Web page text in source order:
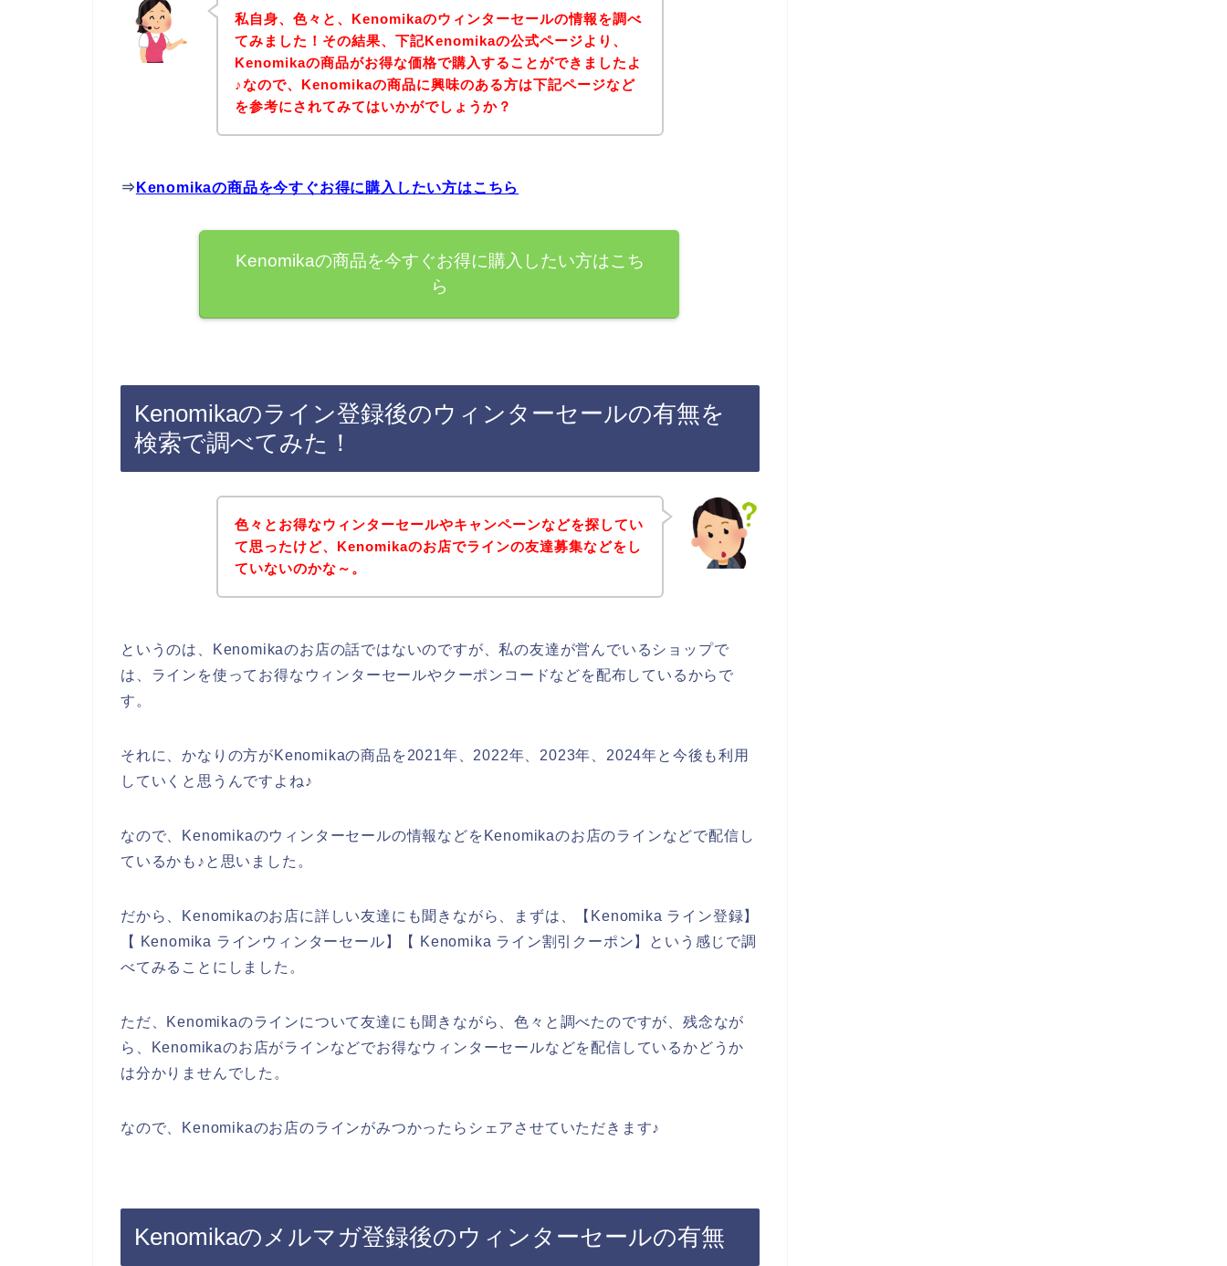
私自身、色々と、Kenomikaのウィンターセールの情報を調べ
てみました！その結果、下記Kenomikaの公式ページより、
Kenomikaの商品がお得な価格で購入することができましたよ
♪なので、Kenomikaの商品に興味のある方は下記ページなど
を参考にされてみてはいかがでしょうか？
⇒ Kenomikaの商品を今すぐお得に購入したい方はこちら
Kenomikaの商品を今すぐお得に購入したい方はこち
ら
Kenomikaのライン登録後のウィンターセールの有無を
検索で調べてみた！
色々とお得なウィンターセールやキャンペーンなどを探してい
て思ったけど、Kenomikaのお店でラインの友達募集などをし
ていないのかな～。
というのは、Kenomikaのお店の話ではないのですが、私の友達が営んでいるショップで
は、ラインを使ってお得なウィンターセールやクーポンコードなどを配布しているからで
す。
それに、かなりの方がKenomikaの商品を2021年、2022年、2023年、2024年と今後も利用
していくと思うんですよね♪
なので、Kenomikaのウィンターセールの情報などをKenomikaのお店のラインなどで配信し
ているかも♪と思いました。
だから、Kenomikaのお店に詳しい友達にも聞きながら、まずは、【Kenomika ライン登録】
【 Kenomika ラインウィンターセール】【 Kenomika ライン割引クーポン】という感じで調
べてみることにしました。
ただ、Kenomikaのラインについて友達にも聞きながら、色々と調べたのですが、残念なが
ら、Kenomikaのお店がラインなどでお得なウィンターセールなどを配信しているかどうか
は分かりませんでした。
なので、Kenomikaのお店のラインがみつかったらシェアさせていただきます♪
Kenomikaのメルマガ登録後のウィンターセールの有無